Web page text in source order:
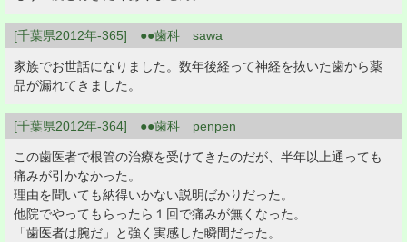
[千葉県2012年-365] ●●歯科 sawa
家族でお世話になりました。数年後経って神経を抜いた歯から薬
品が漏れてきました。
[千葉県2012年-364] ●●歯科 penpen
この歯医者で根管の治療を受けてきたのだが、半年以上通っても
痛みが引かなかった。
理由を聞いても納得いかない説明ばかりだった。
他院でやってもらったら１回で痛みが無くなった。
「歯医者は腕だ」と強く実感した瞬間だった。